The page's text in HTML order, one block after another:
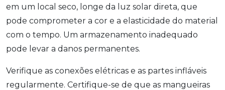
em um local seco, longe da luz solar direta, que
pode comprometer a cor e a elasticidade do material
com o tempo. Um armazenamento inadequado
pode levar a danos permanentes.
Verifique as conexões elétricas e as partes infláveis
regularmente. Certifique-se de que as mangueiras